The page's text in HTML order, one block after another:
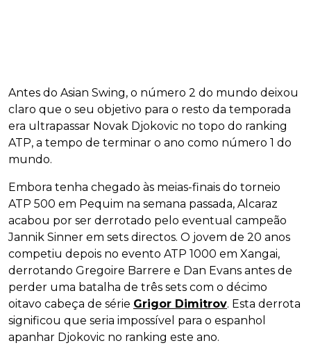
Antes do Asian Swing, o número 2 do mundo deixou
claro que o seu objetivo para o resto da temporada
era ultrapassar Novak Djokovic no topo do ranking
ATP, a tempo de terminar o ano como número 1 do
mundo.
Embora tenha chegado às meias-finais do torneio
ATP 500 em Pequim na semana passada, Alcaraz
acabou por ser derrotado pelo eventual campeão
Jannik Sinner em sets directos. O jovem de 20 anos
competiu depois no evento ATP 1000 em Xangai,
derrotando Gregoire Barrere e Dan Evans antes de
perder uma batalha de três sets com o décimo
oitavo cabeça de série Grigor Dimitrov. Esta derrota
significou que seria impossível para o espanhol
apanhar Djokovic no ranking este ano.